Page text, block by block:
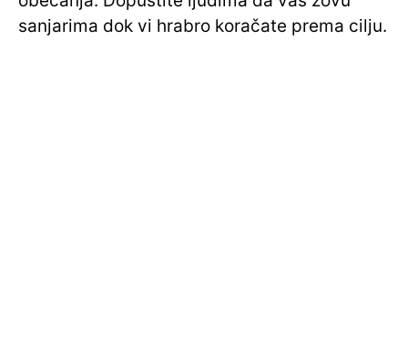
sanjarima dok vi hrabro koračate prema cilju.